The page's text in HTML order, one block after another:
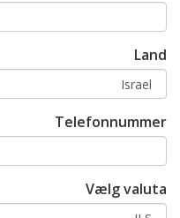
Land
Telefonnummer
Vælg valuta